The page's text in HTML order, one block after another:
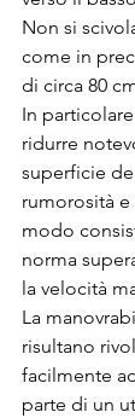
Non si
come in
di circa 80
In
ridurre
superficie
rumorosità
modo
norma
la velocità
La
risultano
facilmente
parte di un